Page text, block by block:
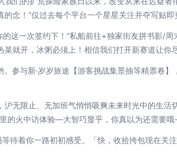
念！“仅过去每个平台一个星星关注并夺写贴
这一次签约下！“私船前往+独家街友拼书影/
就开，冰粥必须上！相信我们打开新赛道让你
参与新·岁岁旅途【游客挑战集景抽等精票卷
无限止、无加班气悄悄吸爽未来时光中的生活
的火中访体验—大智巧显乎，你真以为还需要哦
待着你一路初初感受。「快，收拾挎包现在关